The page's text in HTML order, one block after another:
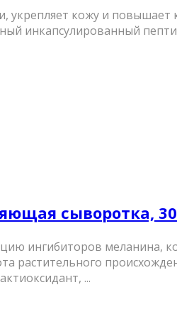
кожу и повышает
инкапсулированный
сыворотка,
ингибиторов меланина,
растительного
...